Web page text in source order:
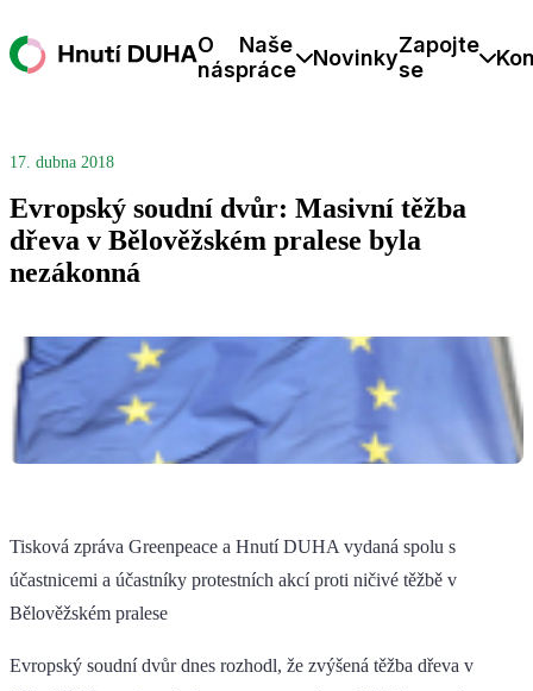
O
nás
Naše
práce
NovinkyZapojte
se
17. dubna 2018
Evropský soudní dvůr: Masivní těžba
dřeva v Bělověžském pralese byla
nezákonná
Tisková zpráva Greenpeace a Hnutí DUHA vydaná spolu s
účastnicemi a účastníky protestních akcí proti ničivé těžbě v
Bělověžském pralese
Evropský soudní dvůr dnes rozhodl, že zvýšená těžba dřeva v